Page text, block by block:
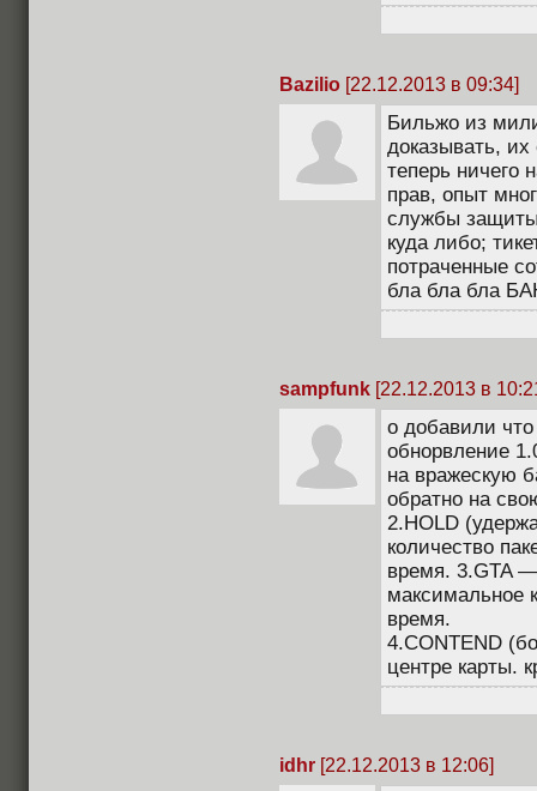
Bazilio [22.12.2013 в 09:34]
Бильжо из
доказывать,
теперь ничего
прав, опыт
службы защиты
куда либо;
потраченные
бла бла бла
sampfunk [22.12.2013 в
о добавили
обнорвление
на вражескую
обратно на
2.HOLD
количество
время. 3.GTA —
максимальное
время.
4.CONTEND
центре карты.
idhr [22.12.2013 в 12:06]